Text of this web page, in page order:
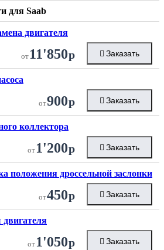
для Saab
двигателя
от 11'850р Заказать
от900р Заказать
коллектора
от 1'200р Заказать
положения дроссельной заслонки
от450р Заказать
от 1'050р Заказать